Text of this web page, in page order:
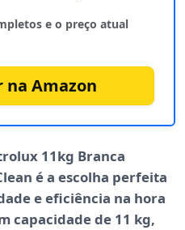
e o preço atual
na Amazon
11kg Branca
é a escolha perfeita
e eficiência na hora
capacidade de 11 kg,